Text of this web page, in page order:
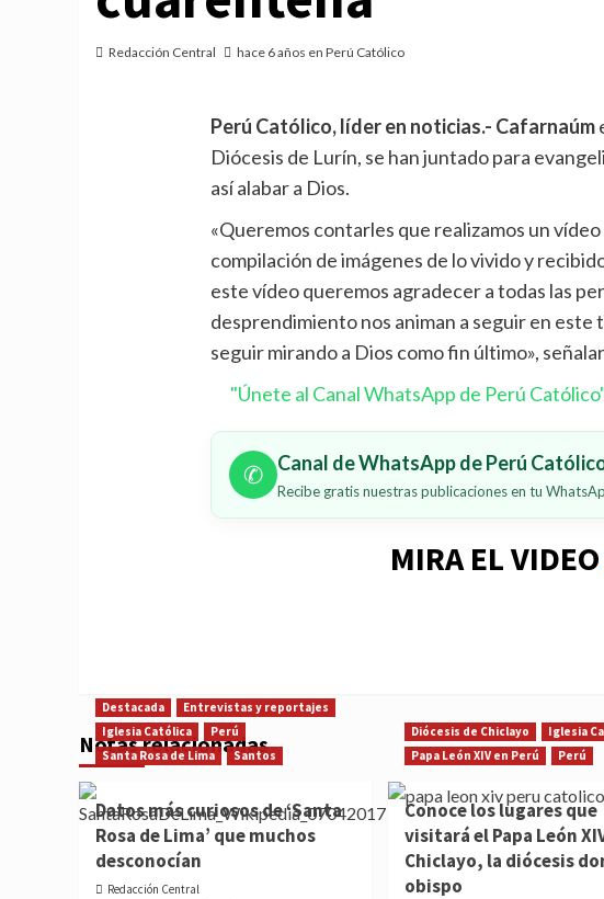
Redacción Central hace 6 años en Perú Católico
Perú Católico, líder en noticias.- Cafarnaúm
Diócesis de Lurín, se han juntado para
así alabar a Dios.
«Queremos contarles que realizamos un
compilación de imágenes de lo vivido y
este vídeo queremos agradecer a todas las
desprendimiento nos animan a seguir en este
seguir mirando a Dios como fin último»,
"Únete al Canal WhatsApp de Perú
✆ Canal de WhatsApp de Perú
Recibe gratis nuestras publicaciones en tu
MIRA EL
Notas relacionadas
Destacada
Entrevistas y reportajes
Iglesia Católica
Perú
Santa Rosa de Lima
Santos
Datos más curiosos de ‘Santa
Rosa de Lima’ que muchos
desconocían
Redacción Central
Diócesis de Chiclayo
Iglesia
Papa León XIV en Perú
Perú
Conoce los lugares que
visitará el Papa León
Chiclayo, la diócesis
obispo